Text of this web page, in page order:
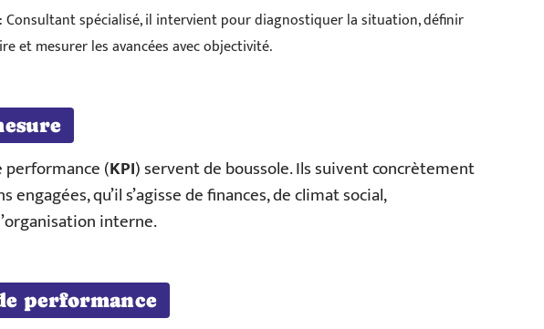
: Consultant spécialisé, il intervient pour diagnostiquer la situation, définir
et mesurer les avancées avec objectivité.
performance (KPI) servent de boussole. Ils suivent concrètement
engagées, qu’il s’agisse de finances, de climat social,
interne.
performance